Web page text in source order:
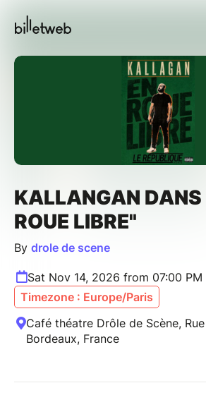
KALLANGAN DANS
ROUE LIBRE"
By drole de scene
Sat Nov 14, 2026 from 07:00 PM
Timezone : Europe/Paris
Café théatre Drôle de Scène,
Bordeaux, France